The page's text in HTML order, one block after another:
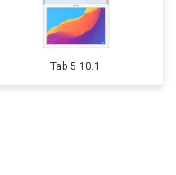
Tab 5 10.1